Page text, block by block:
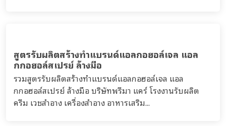
สูตรรับผลิตสร้างทำแบรนด์แอลกอฮอล์เจล แอล
กกอฮอล์สเปรย์ ล้างมือ
รวมสูตรรับผลิตสร้างทำแบรนด์แอลกอฮอล์เจล แอล
กกอฮอล์สเปรย์ ล้างมือ บริษัทพรีมา แคร์ โรงงานรับผลิต
ครีม เวชสำอาง เครื่องสำอาง อาหารเสริม...